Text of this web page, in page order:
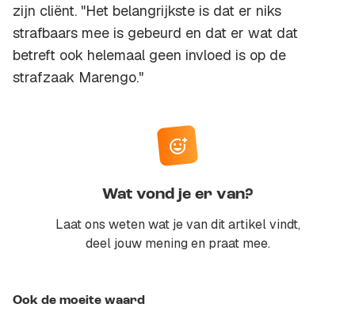
zijn cliënt. "Het belangrijkste is dat er niks
strafbaars mee is gebeurd en dat er wat dat
betreft ook helemaal geen invloed is op de
strafzaak Marengo."
Wat vond je er van?
Laat ons weten wat je van dit artikel vindt,
deel jouw mening en praat mee.
Ook de moeite waard